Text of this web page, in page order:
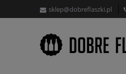
sklep@dobreflaszki.pl